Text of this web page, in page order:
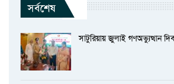
সর্বশেষ
সাটুরিয়ায় জুলাই গণঅভ্যুত্থান